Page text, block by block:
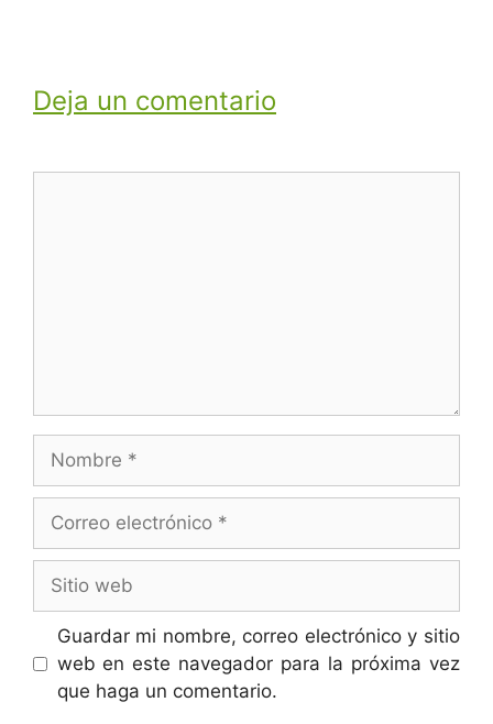
Deja un comentario
electrónico
web
Guardar mi nombre, correo electrónico y sitio
web en este navegador para la próxima vez
que haga un comentario.